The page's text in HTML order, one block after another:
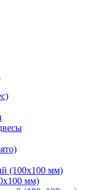
(100х100 мм)
мм)